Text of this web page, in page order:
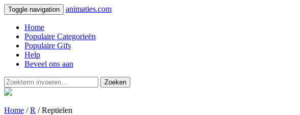
Toggle navigation animaties.com
Home
Populaire Categorieën
Populaire Gifs
Help
Beveel ons aan
Zoeken
Home /R / Reptielen